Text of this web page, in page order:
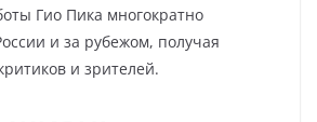
Гио Пика многократно
и за рубежом, получая
и зрителей.